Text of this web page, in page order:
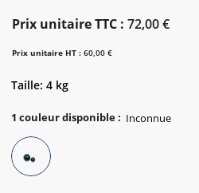
Prix unitaire TTC : 72,00 €
Prix unitaire HT : 60,00 €
Taille: 4 kg
1 couleur disponible: